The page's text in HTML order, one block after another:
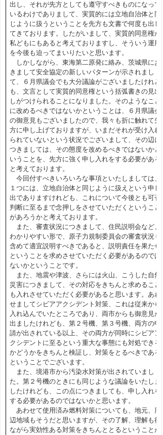
出し、それが先方としても遵守すべきものになって
いるわけでありまして、実質的には立地自治体と同
じように扱うということを先方も文書で何度も出し
てきております。したがいまして、実質的同意権が
私どもにもあると考えておりますし、そういう運用
を今後も迫ってまいりたいと思います。
しかしながら、東海第二原発に絡み、茨城県にお
きまして安全協定の新しいパターンが示されまし
て、６月県議会でも大分議論がございましたけれど
も、文言として実質的同意権という括弧書きの見出
しがつけられることになりました。そのようなこと
に改めるべきではないかということは、６月県議会
の御意見もございましたので、我々も折に触れて先
方に申し上げておりますが、いまだそれが受け入れ
られていないという状況でございまして、その辺に
つきましては、その態度を改めるべきではないかと
いうことを、先方に強く申し入れをする必要がある
と考えております。
今回付すべきいろいろな事項といたしましては、
１つには、立地自治体と同じように扱えという申し
出でありますけれども、これについて今後とも可否
判断に至るまで念押しをさせていただくということ
があろうかと考えております。
また、審査状況につきまして、住民説明会など、
わかりやすい形で、原子力規制委員会の審査状況も
含めて適宜説明すべきであると、説明責任を果たせ
ということを求めさせていただく必要があるのでは
ないかということです。
また、地震や津波、さらには火山、こうした自然
災害につきまして、その対応をきちんと求めること
も入れさせていただく必要があると思います。あわ
せましてシビアアクシデント対策、これは従来から
入れ込んでいたところであり、両市からも御意見が
出ましたけれども、第２号機、第３号機、両方の申
請が出されている以上、その両方が同時にシビアア
クシデントに至るという重大な事態にも対処できる
かどうかをきちんと検証し、対策をとるべきである
ということでございます。
また、境港市から汚染水対策が出されていまし
た。第２号機のときにも同じような議論をいたしま
したけれども、この点につきましても、申し入れを
する必要があるのではないかと思います。
あわせて使用済み燃料対策についても、地元、周
辺地域もそうだと思いますが、その了解、理解も得
ながら実効性ある対策をきちんととるということが